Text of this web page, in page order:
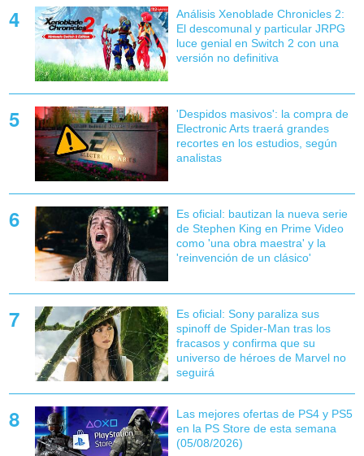
Análisis Xenoblade Chronicles 2:
El descomunal y particular JRPG
luce genial en Switch 2 con una
versión no definitiva
'Despidos masivos': la compra de
Electronic Arts traerá grandes
recortes en los estudios, según
analistas
Es oficial: bautizan la nueva serie
de Stephen King en Prime Video
como 'una obra maestra' y la
'reinvención de un clásico'
Es oficial: Sony paraliza sus
spinoff de Spider-Man tras los
fracasos y confirma que su
universo de héroes de Marvel no
seguirá
Las mejores ofertas de PS4 y PS5
en la PS Store de esta semana
(05/08/2026)